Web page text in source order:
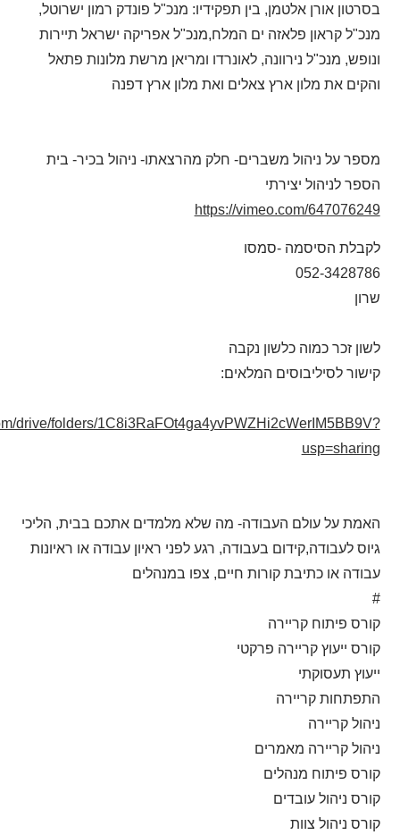
בסרטון אורן אלטמן, בין תפקידיו: מנכ"ל פונדק רמון ישרוטל,
מנכ"ל קראון פלאזה ים המלח,מנכ"ל אפריקה ישראל תיירות
ונופש, מנכ"ל נירוונה, לאונרדו ומריאן מרשת מלונות פתאל
והקים את מלון ארץ צאלים ואת מלון ארץ דפנה
מספר על ניהול משברים- חלק מהרצאתו- ניהול בכיר- בית
הספר לניהול יצירתי
https://vimeo.com/647076249
לקבלת הסיסמה -סמסו
052-3428786
שרון
לשון זכר כמוה כלשון נקבה
קישור לסיליבוסים המלאים:
drive/folders/1C8i3RaFOt4ga4yvPWZHi2cWerIM5BB9V?
usp=sharing
האמת על עולם העבודה- מה שלא מלמדים אתכם בבית, הליכי
גיוס לעבודה,קידום בעבודה, רגע לפני ראיון עבודה או ראיונות
עבודה או כתיבת קורות חיים, צפו במנהלים
#
קורס פיתוח קריירה
קורס ייעוץ קריירה פרקטי
ייעוץ תעסוקתי
התפתחות קריירה
ניהול קריירה
ניהול קריירה מאמרים
קורס פיתוח מנהלים
קורס ניהול עובדים
קורס ניהול צוות